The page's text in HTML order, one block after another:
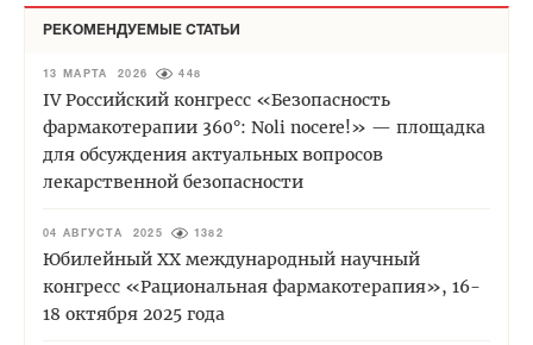
РЕКОМЕНДУЕМЫЕ СТАТЬИ
13 МАРТА 2026 448
IV Российский конгресс «Безопасность
фармакотерапии 360°: Noli nocere!» — площадка
для обсуждения актуальных вопросов
лекарственной безопасности
04 АВГУСТА 2025 1382
Юбилейный XХ международный научный
конгресс «Рациональная фармакотерапия», 16-
18 октября 2025 года